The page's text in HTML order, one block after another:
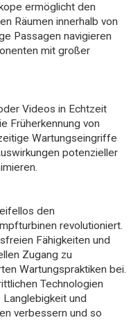
ermöglicht den
Räumen innerhalb von
Passagen navigieren
mit großer
Videos in Echtzeit
Früherkennung von
Wartungseingriffe
potenzieller
den
revolutioniert.
Fähigkeiten und
Zugang zu
Wartungspraktiken bei.
Technologien
und
verbessern und so